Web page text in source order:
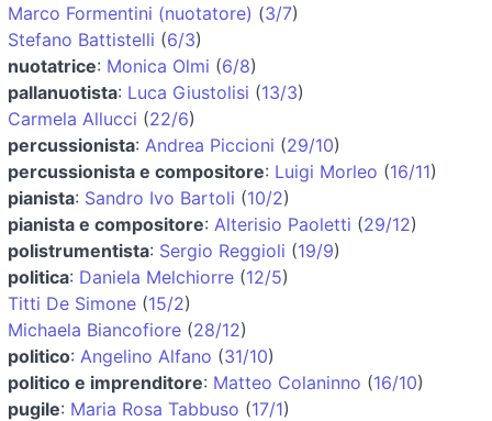
Marco Formentini (nuotatore) (3/7)
Stefano Battistelli (6/3)
nuotatrice: Monica Olmi (6/8)
pallanuotista: Luca Giustolisi (13/3)
Carmela Allucci (22/6)
percussionista: Andrea Piccioni (29/10)
percussionista e compositore: Luigi Morleo (16/11)
pianista: Sandro Ivo Bartoli (10/2)
pianista e compositore: Alterisio Paoletti (29/12)
polistrumentista: Sergio Reggioli (19/9)
politica: Daniela Melchiorre (12/5)
Titti De Simone (15/2)
Michaela Biancofiore (28/12)
politico: Angelino Alfano (31/10)
politico e imprenditore: Matteo Colaninno (16/10)
pugile: Maria Rosa Tabbuso (17/1)